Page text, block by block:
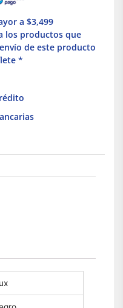
a $3,499
los productos que
de este producto
*